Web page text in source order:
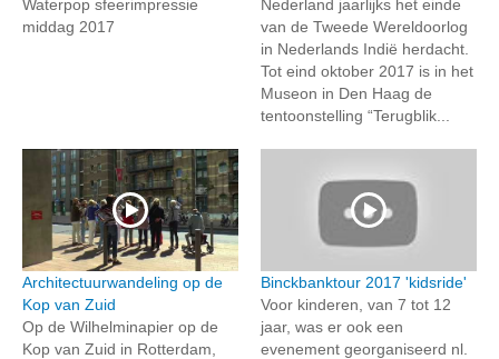
Waterpop sfeerimpressie
middag 2017
Nederland jaarlijks het einde
van de Tweede Wereldoorlog
in Nederlands Indië herdacht.
Tot eind oktober 2017 is in het
Museon in Den Haag de
tentoonstelling “Terugblik...
Architectuurwandeling op de
Kop van Zuid
Op de Wilhelminapier op de
Kop van Zuid in Rotterdam,
Binckbanktour 2017 'kidsride'
Voor kinderen, van 7 tot 12
jaar, was er ook een
evenement georganiseerd nl.